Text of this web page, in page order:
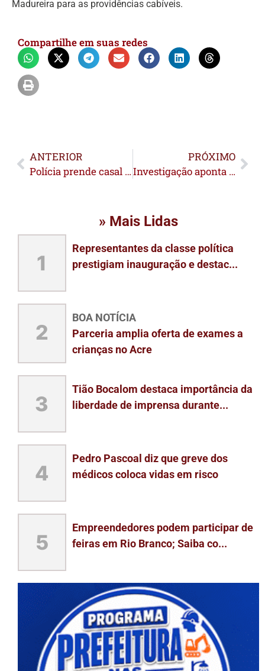
Madureira para as providências cabíveis.
Compartilhe em suas redes
ANTERIOR
Polícia prende casal que assaltou ciclista entregador
PRÓXIMO
Investigação aponta participação de 5 pessoas em furto de gado em Epitaciolândia
» Mais Lidas
1
Representantes da classe política
prestigiam inauguração e destac...
2
BOA NOTÍCIA
Parceria amplia oferta de exames a
crianças no Acre
3
Tião Bocalom destaca importância da
liberdade de imprensa durante...
4
Pedro Pascoal diz que greve dos
médicos coloca vidas em risco
5
Empreendedores podem participar de
feiras em Rio Branco; Saiba co...